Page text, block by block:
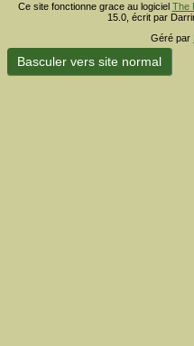
Ce site fonctionne grace au logiciel The
15.0, écrit par
Géré par
Basculer vers site normal